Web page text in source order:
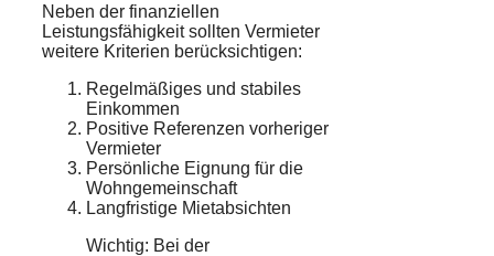
Neben der finanziellen
Leistungsfähigkeit sollten Vermieter
weitere Kriterien berücksichtigen:
Regelmäßiges und stabiles
Einkommen
Positive Referenzen vorheriger
Vermieter
Persönliche Eignung für die
Wohngemeinschaft
Langfristige Mietabsichten
Wichtig: Bei der